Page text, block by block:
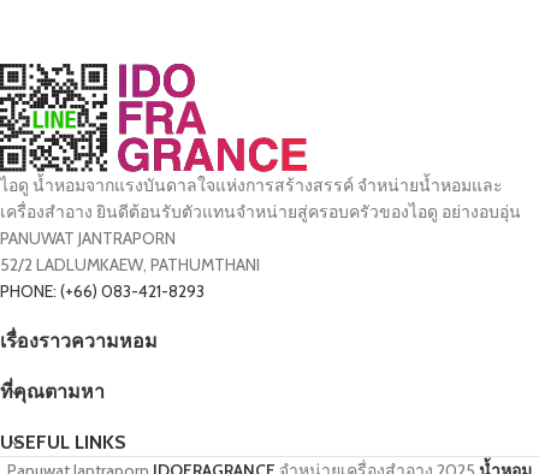
ไอดู น้ำหอมจากแรงบันดาลใจแห่งการสร้างสรรค์ จำหน่ายน้ำหอมและ
เครื่องสำอาง ยินดีต้อนรับตัวแทนจำหน่ายสู่ครอบครัวของไอดู อย่างอบอุ่น
PANUWAT JANTRAPORN
52/2 LADLUMKAEW, PATHUMTHANI
PHONE: (+66) 083-421-8293
เรื่องราวความหอม
ที่คุณตามหา
USEFUL LINKS